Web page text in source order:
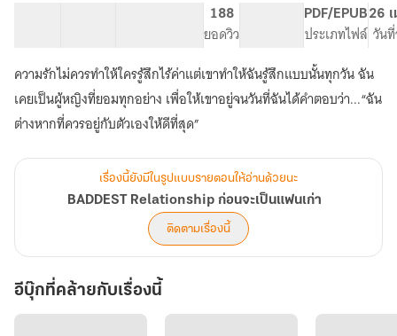
ก่อน
จะ
เป็น
แฟน
เก่า
188
ยอดวิว
PDF/EPUB
ประเภทไฟล์
26
วัน
ความรักไม่ควรทำให้ใครรู้สึกไร้ค่าแต่เขาทำให้ฉันรู้สึกแบบนั้นทุกวัน ฉัน
เคยเป็นผู้หญิงที่ยอมทุกอย่าง เพื่อให้เขาอยู่จนวันที่ฉันได้คำตอบว่า...“ฉัน
ต่างหากที่ควรอยู่กับตัวเองให้ดีที่สุด”
เรื่องนี้ยังมีในรูปแบบรายตอนให้อ่านด้วยนะ
BADDEST Relationship ก่อนจะเป็นแฟนเก่า
ติดตามเรื่องนี้
อีบุ๊กที่คล้ายกับเรื่องนี้